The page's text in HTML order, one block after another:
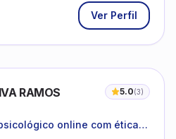
Ver Perfil
RAMOS 5.0(3)
online com ética,